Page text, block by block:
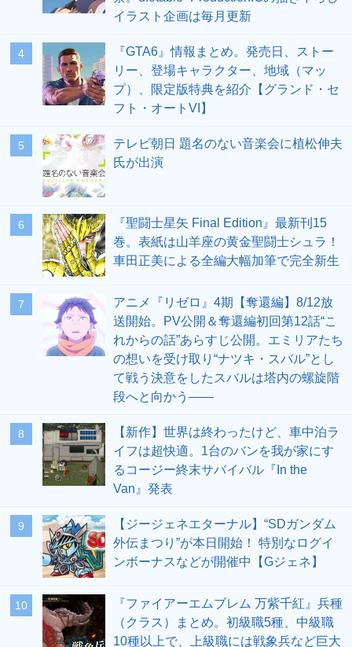
イラスト企画は毎月更新
4
『GTA6』情報まとめ。発売日、ストー
リー、登場キャラクター、地域（マッ
プ）、限定版特典を紹介【グランド・セ
フト・オートVI】
5
テレビ朝日 題名のない音楽会に植松伸夫
氏が出演
6
『聖闘士星矢 Final Edition』最新刊15
巻。表紙は山羊座の黄金聖闘士シュラ！
車田正美による全編大幅加筆で完全新生
7
アニメ『リゼロ』4期【奪還編】8/12放
送開始。PV公開＆奪還編初回第12話“こ
れからの話”あらすじ公開。エミリアたち
の想いを受け取り“ナツキ・スバル”とし
て戦う決意をしたスバルは塔内の螺旋階
段へと向かう――
8
【新作】世界は終わったけど、車中泊ラ
イフは超快適。1台のバンを我が家にす
るコージー終末サバイバル『In the
Van』発表
9
【ジージェネエターナル】“SDガンダム
外伝まつり”が本日開始！ 特別なログイ
ンボーナスなどが開催中【Gジェネ】
10
『ファイアーエムブレム 万紫千紅』兵種
（クラス）まとめ。初級職5種、中級職
10種以上で、上級職には戦象兵など巨大